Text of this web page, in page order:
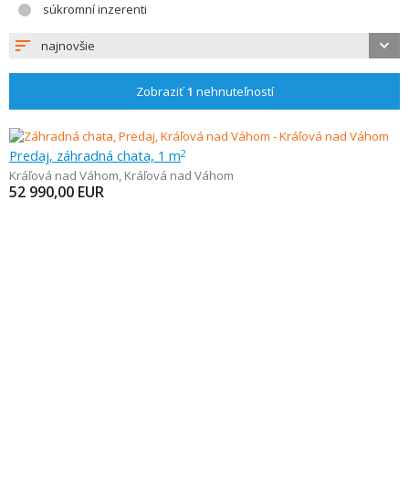
súkromní inzerenti
najnovšie
Zobraziť1 nehnuteľností
Predaj, záhradná chata, 1 m2
Kráľová nad Váhom, Kráľová nad Váhom
52 990,00 EUR